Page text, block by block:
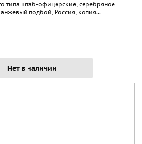
типа штаб-офицерские, серебряное
подбой, Россия, копия...
Нет в наличии